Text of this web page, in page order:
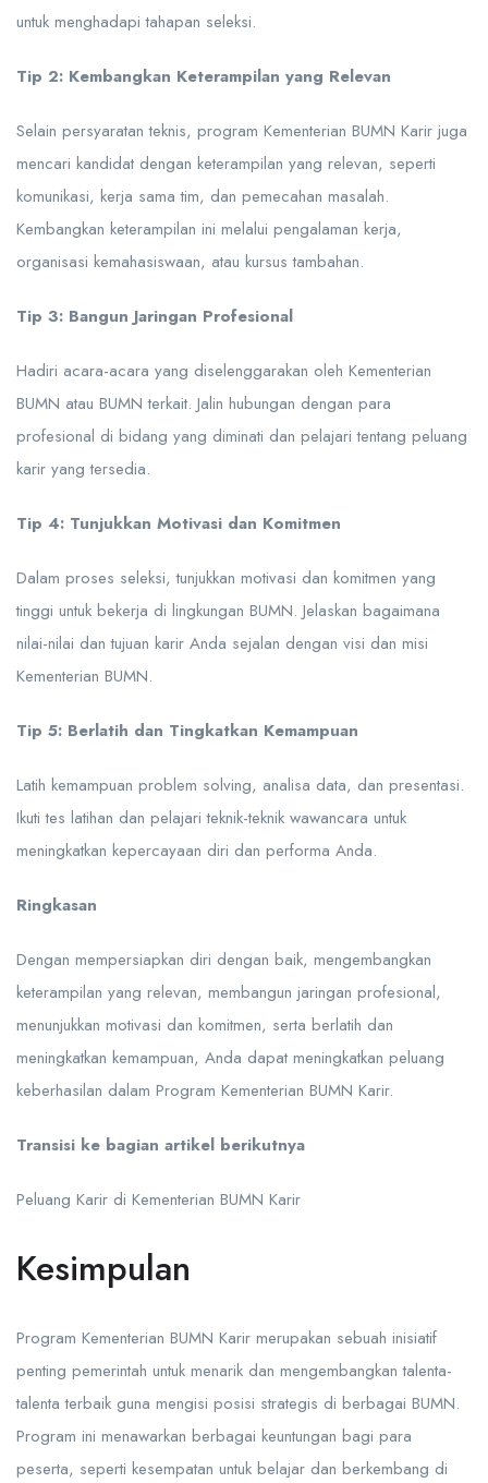
untuk menghadapi tahapan seleksi.
Tip 2: Kembangkan Keterampilan yang Relevan
Selain persyaratan teknis, program Kementerian BUMN Karir juga
mencari kandidat dengan keterampilan yang relevan, seperti
komunikasi, kerja sama tim, dan pemecahan masalah.
Kembangkan keterampilan ini melalui pengalaman kerja,
organisasi kemahasiswaan, atau kursus tambahan.
Tip 3: Bangun Jaringan Profesional
Hadiri acara-acara yang diselenggarakan oleh Kementerian
BUMN atau BUMN terkait. Jalin hubungan dengan para
profesional di bidang yang diminati dan pelajari tentang peluang
karir yang tersedia.
Tip 4: Tunjukkan Motivasi dan Komitmen
Dalam proses seleksi, tunjukkan motivasi dan komitmen yang
tinggi untuk bekerja di lingkungan BUMN. Jelaskan bagaimana
nilai-nilai dan tujuan karir Anda sejalan dengan visi dan misi
Kementerian BUMN.
Tip 5: Berlatih dan Tingkatkan Kemampuan
Latih kemampuan problem solving, analisa data, dan presentasi.
Ikuti tes latihan dan pelajari teknik-teknik wawancara untuk
meningkatkan kepercayaan diri dan performa Anda.
Ringkasan
Dengan mempersiapkan diri dengan baik, mengembangkan
keterampilan yang relevan, membangun jaringan profesional,
menunjukkan motivasi dan komitmen, serta berlatih dan
meningkatkan kemampuan, Anda dapat meningkatkan peluang
keberhasilan dalam Program Kementerian BUMN Karir.
Transisi ke bagian artikel berikutnya
Peluang Karir di Kementerian BUMN Karir
Kesimpulan
Program Kementerian BUMN Karir merupakan sebuah inisiatif
penting pemerintah untuk menarik dan mengembangkan talenta-
talenta terbaik guna mengisi posisi strategis di berbagai BUMN.
Program ini menawarkan berbagai keuntungan bagi para
peserta, seperti kesempatan untuk belajar dan berkembang di